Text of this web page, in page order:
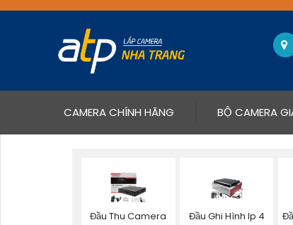
CAMERA CHÍNH HÃNG(CURRENT)BỘ CAMERA
Đầu Thu Camera
Đầu Ghi Hình Ip 4